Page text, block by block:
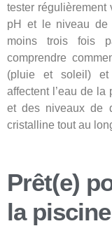
tester régulièrement
pH et le niveau de
moins trois fois
comprendre
(pluie et soleil) et
affectent l’eau de
et des niveaux de
cristalline tout au
Prêt(e)
la